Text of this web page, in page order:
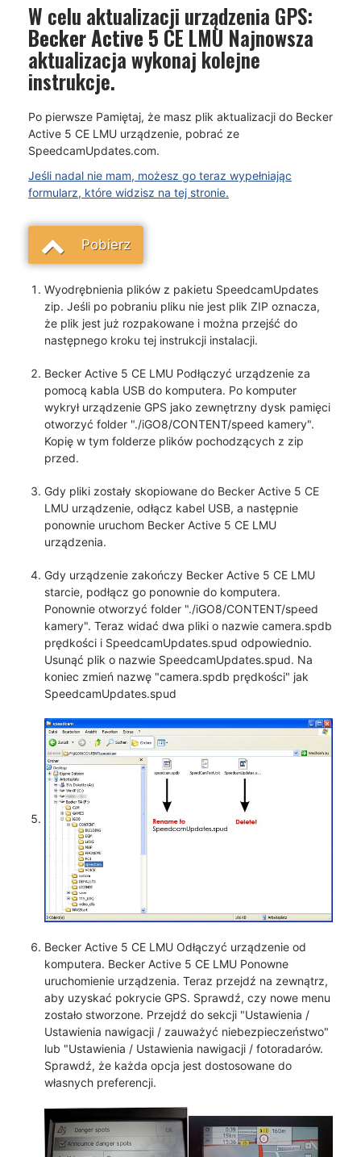
W celu aktualizacji urządzenia GPS:
Becker Active 5 CE LMU Najnowsza
aktualizacja wykonaj kolejne
instrukcje.
Po pierwsze Pamiętaj, że masz plik aktualizacji do Becker
Active 5 CE LMU urządzenie, pobrać ze
SpeedcamUpdates.com.
Jeśli nadal nie mam, możesz go teraz wypełniając
formularz, które widzisz na tej stronie.
Pobierz
Wyodrębnienia plików z pakietu SpeedcamUpdates
zip. Jeśli po pobraniu pliku nie jest plik ZIP oznacza,
że plik jest już rozpakowane i można przejść do
następnego kroku tej instrukcji instalacji.
Becker Active 5 CE LMU Podłączyć urządzenie za
pomocą kabla USB do komputera. Po komputer
wykrył urządzenie GPS jako zewnętrzny dysk pamięci
otworzyć folder "./iGO8/CONTENT/speed kamery".
Kopię w tym folderze plików pochodzących z zip
przed.
Gdy pliki zostały skopiowane do Becker Active 5 CE
LMU urządzenie, odłącz kabel USB, a następnie
ponownie uruchom Becker Active 5 CE LMU
urządzenia.
Gdy urządzenie zakończy Becker Active 5 CE LMU
starcie, podłącz go ponownie do komputera.
Ponownie otworzyć folder "./iGO8/CONTENT/speed
kamery". Teraz widać dwa pliki o nazwie camera.spdb
prędkości i SpeedcamUpdates.spud odpowiednio.
Usunąć plik o nazwie SpeedcamUpdates.spud. Na
koniec zmień nazwę "camera.spdb prędkości" jak
SpeedcamUpdates.spud
Becker Active 5 CE LMU Odłączyć urządzenie od
komputera. Becker Active 5 CE LMU Ponowne
uruchomienie urządzenia. Teraz przejdź na zewnątrz,
aby uzyskać pokrycie GPS. Sprawdź, czy nowe menu
zostało stworzone. Przejdź do sekcji "Ustawienia /
Ustawienia nawigacji / zauważyć niebezpieczeństwo"
lub "Ustawienia / Ustawienia nawigacji / fotoradarów.
Sprawdź, że każda opcja jest dostosowane do
własnych preferencji.